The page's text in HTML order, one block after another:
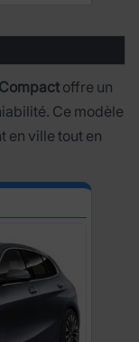
offre un
Ce modèle
en ville tout en